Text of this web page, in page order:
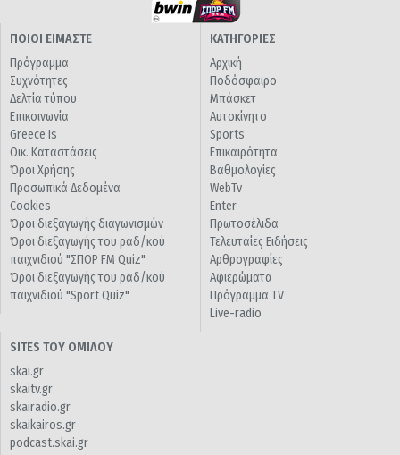
ΠΟΙΟΙ ΕΙΜΑΣΤΕ
Πρόγραμμα
Συχνότητες
Δελτία τύπου
Επικοινωνία
Greece Is
Οικ. Καταστάσεις
Όροι Χρήσης
Προσωπικά Δεδομένα
Cookies
Όροι διεξαγωγής διαγωνισμών
Όροι διεξαγωγής του ραδ/κού
παιχνιδιού "ΣΠΟΡ FM Quiz"
Όροι διεξαγωγής του ραδ/κού
παιχνιδιού "Sport Quiz"
ΚΑΤΗΓΟΡΙΕΣ
Αρχική
Ποδόσφαιρο
Μπάσκετ
Αυτοκίνητο
Sports
Επικαιρότητα
Βαθμολογίες
WebTv
Enter
Πρωτοσέλιδα
Τελευταίες Ειδήσεις
Αρθρογραφίες
Αφιερώματα
Πρόγραμμα TV
Live-radio
SITES ΤΟΥ ΟΜΙΛΟΥ
skai.gr
skaitv.gr
skairadio.gr
skaikairos.gr
podcast.skai.gr